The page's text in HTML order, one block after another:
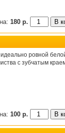
180 р.
ровной
с зубчатым
100 р.